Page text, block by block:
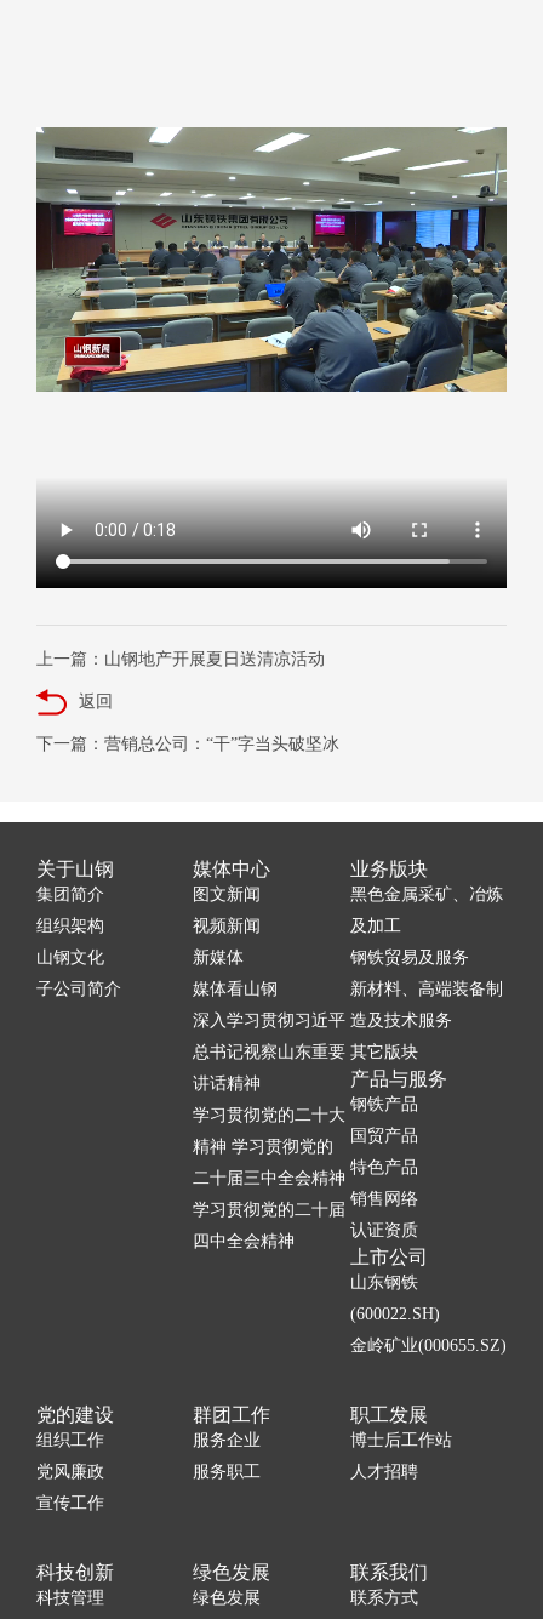
上一篇：山钢地产开展夏日送清凉活动
返回
下一篇：营销总公司：“干”字当头破坚冰
关于山钢
集团简介
组织架构
山钢文化
子公司简介
媒体中心
图文新闻
视频新闻
新媒体
媒体看山钢
深入学习贯彻习近平
总书记视察山东重要
讲话精神
学习贯彻党的二十大
精神 学习贯彻党的
二十届三中全会精神
学习贯彻党的二十届
四中全会精神
业务版块
黑色金属采矿、冶炼
及加工
钢铁贸易及服务
新材料、高端装备制
造及技术服务
其它版块
产品与服务
钢铁产品
国贸产品
特色产品
销售网络
认证资质
上市公司
山东钢铁
(600022.SH)
金岭矿业(000655.SZ)
党的建设
组织工作
党风廉政
宣传工作
群团工作
服务企业
服务职工
职工发展
博士后工作站
人才招聘
科技创新
科技管理
绿色发展
绿色发展
联系我们
联系方式